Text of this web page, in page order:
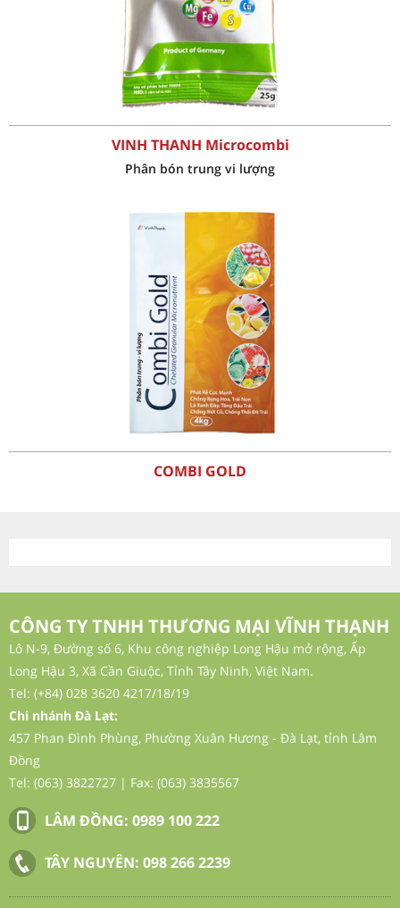
VINH THANH Microcombi
Phân bón trung vi lượng
COMBI GOLD
CÔNG TY TNHH THƯƠNG MẠI VĨNH THẠNH
Lô N-9, Đường số 6, Khu công nghiệp Long Hậu mở rộng, Ấp
Long Hậu 3, Xã Cần Giuộc, Tỉnh Tây Ninh, Việt Nam.
Tel: (+84) 028 3620 4217/18/19
Chi nhánh Đà Lạt:
457 Phan Đình Phùng, Phường Xuân Hương - Đà Lạt, tỉnh Lâm
Đồng
Tel: (063) 3822727 | Fax: (063) 3835567
LÂM ĐỒNG: 0989 100 222
TÂY NGUYÊN: 098 266 2239